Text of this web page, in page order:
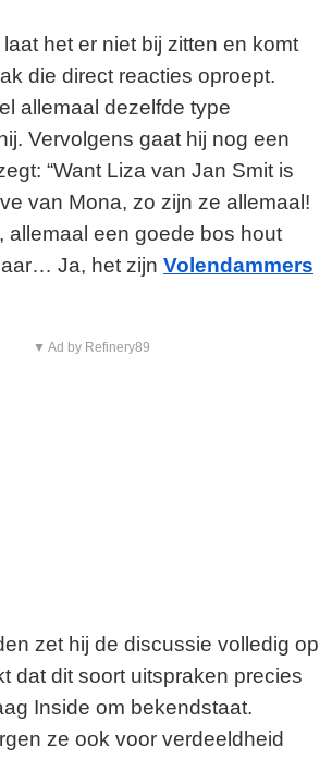
het er niet bij zitten en komt
die direct reacties oproept.
allemaal dezelfde type
Vervolgens gaat hij nog een
“Want Liza van Jan Smit is
van Mona, zo zijn ze allemaal!
allemaal een goede bos hout
Ja, het zijn Volendammers
▼ Ad by Refinery89
zet hij de discussie volledig op
dat dit soort uitspraken precies
Inside om bekendstaat.
ze ook voor verdeeldheid